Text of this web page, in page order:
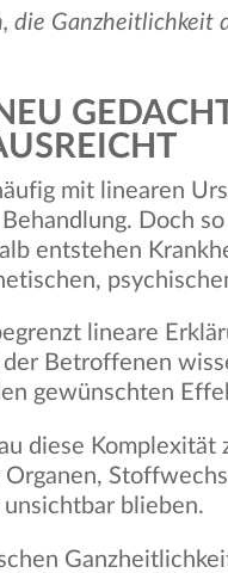
die Ganzheitlichkeit
mit linearen
Doch
entstehen
lineare
Betroffenen
gewünschten
diese
blieben.